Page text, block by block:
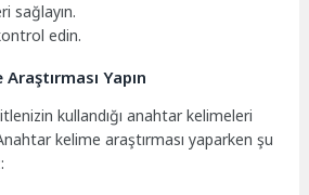
sağlayın.
edin.
Yapın
kullandığı anahtar kelimeleri
kelime araştırması yaparken şu